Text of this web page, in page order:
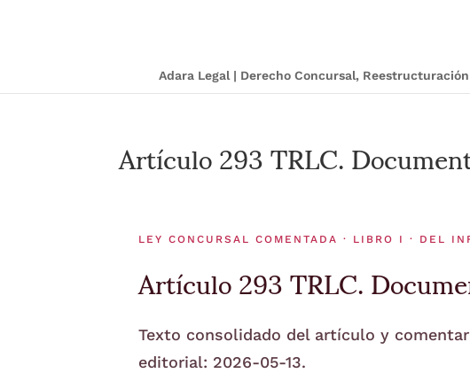
Adara Legal | Derecho Concursal,
Artículo 293 TRLC.
LEY CONCURSAL COMENTADA · LIBRO I · DEL
Artículo 293 TRLC.
Texto consolidado del artículo y
editorial: 2026-05-13.